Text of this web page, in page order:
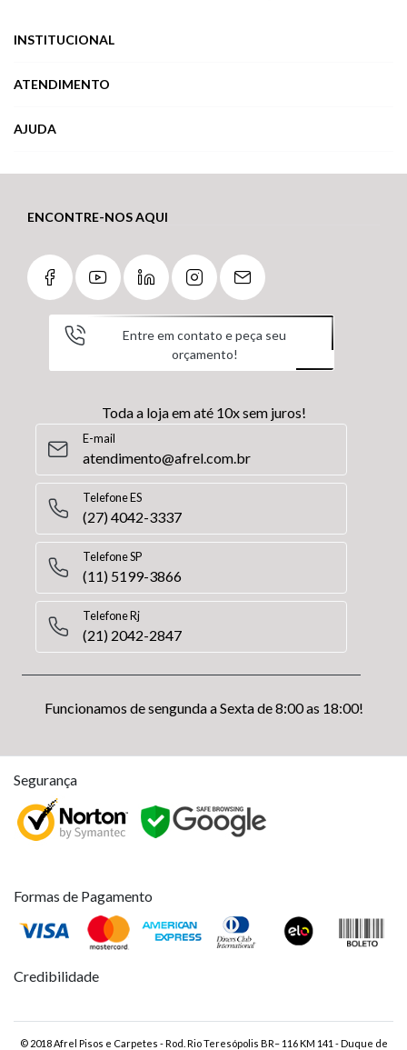
INSTITUCIONAL
ATENDIMENTO
AJUDA
ENCONTRE-NOS AQUI
Entre em contato e peça seu
orçamento!
Toda a loja em até 10x sem juros!
E-mail
atendimento@afrel.com.br
Telefone ES
(27) 4042-3337
Telefone SP
(11) 5199-3866
Telefone Rj
(21) 2042-2847
Funcionamos de sengunda a Sexta de 8:00 as 18:00!
Segurança
Formas de Pagamento
Credibilidade
© 2018 Afrel Pisos e Carpetes - Rod. Rio Teresópolis BR– 116 KM 141 - Duque de